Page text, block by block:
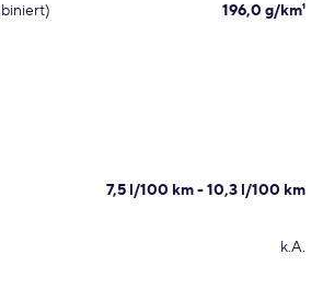
196,0 g/km¹
7,5 l/100 km - 10,3 l/100 km
k.A.